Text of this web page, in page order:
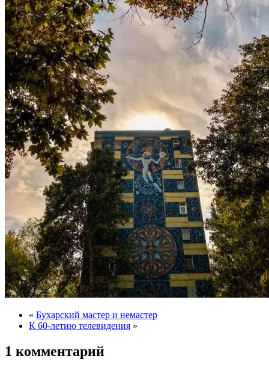
« Бухарский мастер и немастер
К 60-летию телевидения »
1 комментарий